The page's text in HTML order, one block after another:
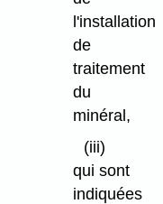
l'installation
de
traitement
du
minéral,
(iii)
qui sont
indiquées